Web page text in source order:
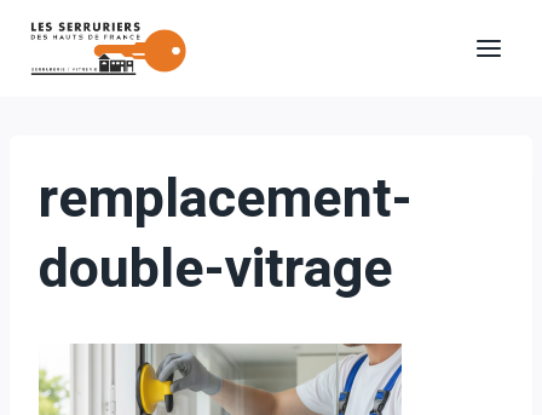
Aller
remplacement-
double-vitrage